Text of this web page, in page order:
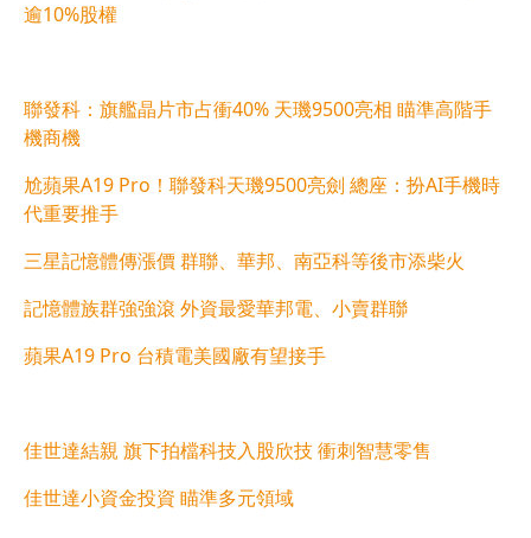
逾10%股權
聯發科：旗艦晶片市占衝40% 天璣9500亮相 瞄準高階手
機商機
尬蘋果A19 Pro！聯發科天璣9500亮劍 總座：扮AI手機時
代重要推手
三星記憶體傳漲價 群聯、華邦、南亞科等後市添柴火
記憶體族群強強滾 外資最愛華邦電、小賣群聯
蘋果A19 Pro 台積電美國廠有望接手
佳世達結親 旗下拍檔科技入股欣技 衝刺智慧零售
佳世達小資金投資 瞄準多元領域